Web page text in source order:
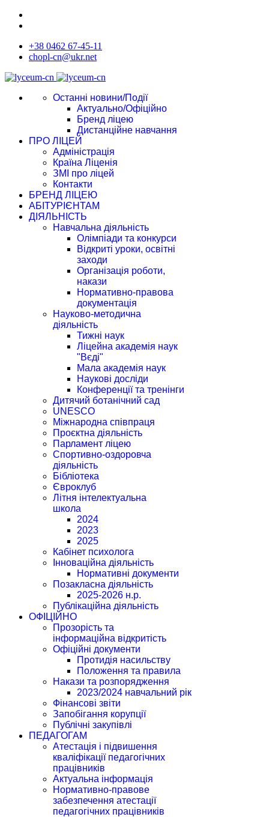
+38 0462 67-45-11
chopl-cn@ukr.net
Останні новини/Події
Актуально/Офіційно
Бренд ліцею
Дистанційне навчання
ПРО ЛІЦЕЙ
Адміністрація
Країна Ліценія
ЗМІ про ліцей
Контакти
БРЕНД ЛІЦЕЮ
АБІТУРІЄНТАМ
ДІЯЛЬНІСТЬ
Навчальна діяльність
Олімпіади та конкурси
Відкриті уроки, освітні
заходи
Організація роботи,
накази
Нормативно-правова
документація
Науково-методична
діяльність
Тижні наук
Ліцейна академія наук
"Вєді"
Мала академія наук
Наукові досліди
Конференції та тренінги
Дитячий ботанічний сад
UNESCO
Міжнародна співпраця
Проєктна діяльність
Парламент ліцею
Спортивно-оздоровча
діяльність
Бібліотека
Євроклуб
Літня інтелектуальна
школа
2024
2023
2025
Кабінет психолога
Інноваційна діяльність
Нормативні документи
Позакласна діяльність
2025-2026 н.р.
Публікаційна діяльність
ОФІЦІЙНО
Прозорість та
інформаційна відкритість
Офіційні документи
Протидія насильству
Положення та правила
Накази та розпорядження
2023/2024 навчальний рік
Фінансові звіти
Запобігання корупції
Публічні закупівлі
ПЕДАГОГАМ
Атестація і підвишення
кваліфікації педагогічних
працівників
Актуальна інформація
Нормативно-правове
забезпечення атестації
педагогічних працівників